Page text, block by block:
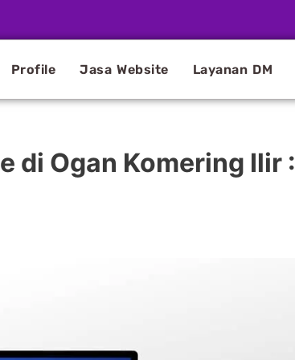
Profile Jasa Website Layanan DM
di Ogan Komering Ilir :